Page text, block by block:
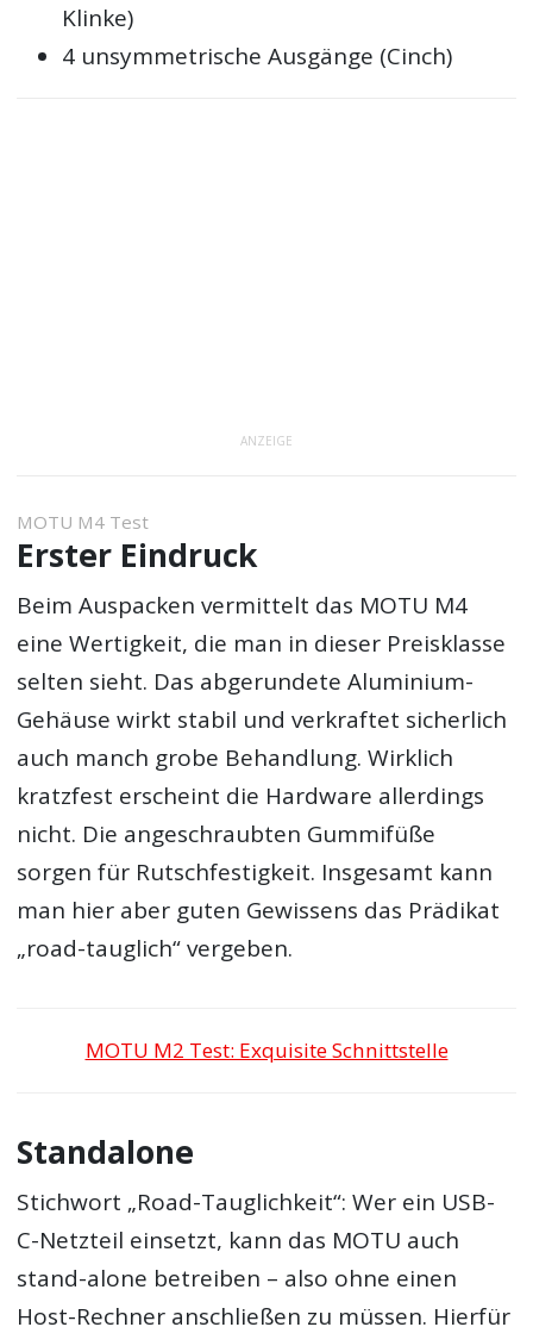
Klinke)
4 unsymmetrische Ausgänge (Cinch)
ANZEIGE
MOTU M4 Test
Erster Eindruck
Beim Auspacken vermittelt das MOTU M4
eine Wertigkeit, die man in dieser Preisklasse
selten sieht. Das abgerundete Aluminium-
Gehäuse wirkt stabil und verkraftet sicherlich
auch manch grobe Behandlung. Wirklich
kratzfest erscheint die Hardware allerdings
nicht. Die angeschraubten Gummifüße
sorgen für Rutschfestigkeit. Insgesamt kann
man hier aber guten Gewissens das Prädikat
„road-tauglich“ vergeben.
MOTU M2 Test: Exquisite Schnittstelle
Standalone
Stichwort „Road-Tauglichkeit“: Wer ein USB-
C-Netzteil einsetzt, kann das MOTU auch
stand-alone betreiben – also ohne einen
Host-Rechner anschließen zu müssen. Hierfür